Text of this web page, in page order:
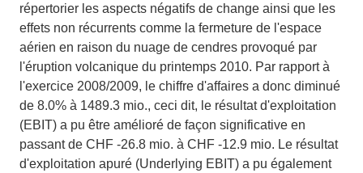
répertorier les aspects négatifs de change ainsi que les
effets non récurrents comme la fermeture de l'espace
aérien en raison du nuage de cendres provoqué par
l'éruption volcanique du printemps 2010. Par rapport à
l'exercice 2008/2009, le chiffre d'affaires a donc diminué
de 8.0% à 1489.3 mio., ceci dit, le résultat d'exploitation
(EBIT) a pu être amélioré de façon significative en
passant de CHF -26.8 mio. à CHF -12.9 mio. Le résultat
d'exploitation apuré (Underlying EBIT) a pu également